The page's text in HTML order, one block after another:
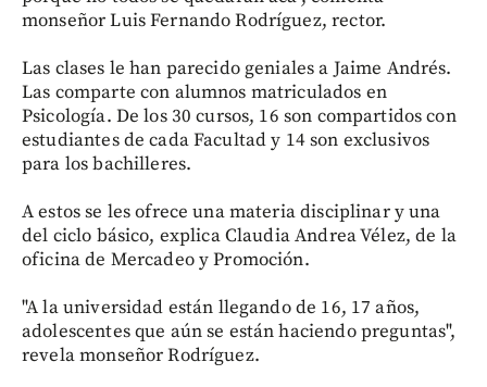
monseñor Luis Fernando Rodríguez, rector.
Las clases le han parecido geniales a Jaime Andrés.
Las comparte con alumnos matriculados en
Psicología. De los 30 cursos, 16 son compartidos con
estudiantes de cada Facultad y 14 son exclusivos
para los bachilleres.
A estos se les ofrece una materia disciplinar y una
del ciclo básico, explica Claudia Andrea Vélez, de la
oficina de Mercadeo y Promoción.
"A la universidad están llegando de 16, 17 años,
adolescentes que aún se están haciendo preguntas",
revela monseñor Rodríguez.